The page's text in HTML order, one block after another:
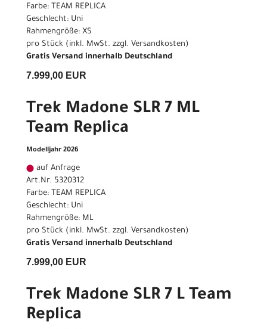
Farbe: TEAM REPLICA
Geschlecht: Uni
Rahmengröße: XS
pro Stück (inkl. MwSt. zzgl. Versandkosten)
Gratis Versand innerhalb Deutschland
7.999,00 EUR
Trek Madone SLR 7 ML
Team Replica
Modelljahr 2026
auf Anfrage
Art.Nr. 5320312
Farbe: TEAM REPLICA
Geschlecht: Uni
Rahmengröße: ML
pro Stück (inkl. MwSt. zzgl. Versandkosten)
Gratis Versand innerhalb Deutschland
7.999,00 EUR
Trek Madone SLR 7 L Team
Replica